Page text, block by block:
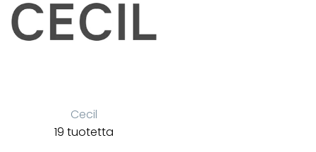
Cecil
19 tuotetta